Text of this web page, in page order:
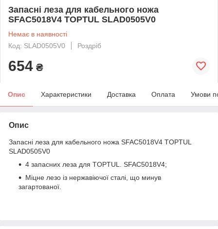
Запасні леза для кабельного ножа
SFAC5018V4 TOPTUL SLAD0505V0
Немає в наявності
Код: SLAD0505V0
Роздріб
654 ₴
Опис Характеристики Доставка Оплата Умови
Опис
Запасні леза для кабельного ножа SFAC5018V4 TOPTUL
SLAD0505V0
4 запасних леза для TOPTUL. SFAC5018V4;
Міцне лезо із нержавіючої сталі, що минув
загартованої.